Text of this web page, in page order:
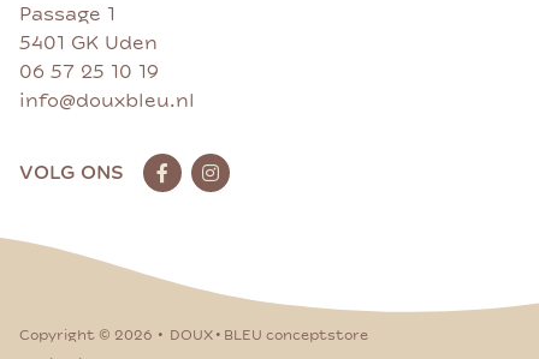
Passage 1
5401 GK Uden
06 57 25 10 19
info@douxbleu.nl
VOLG ONS
Copyright © 2026 • DOUX • BLEU conceptstore